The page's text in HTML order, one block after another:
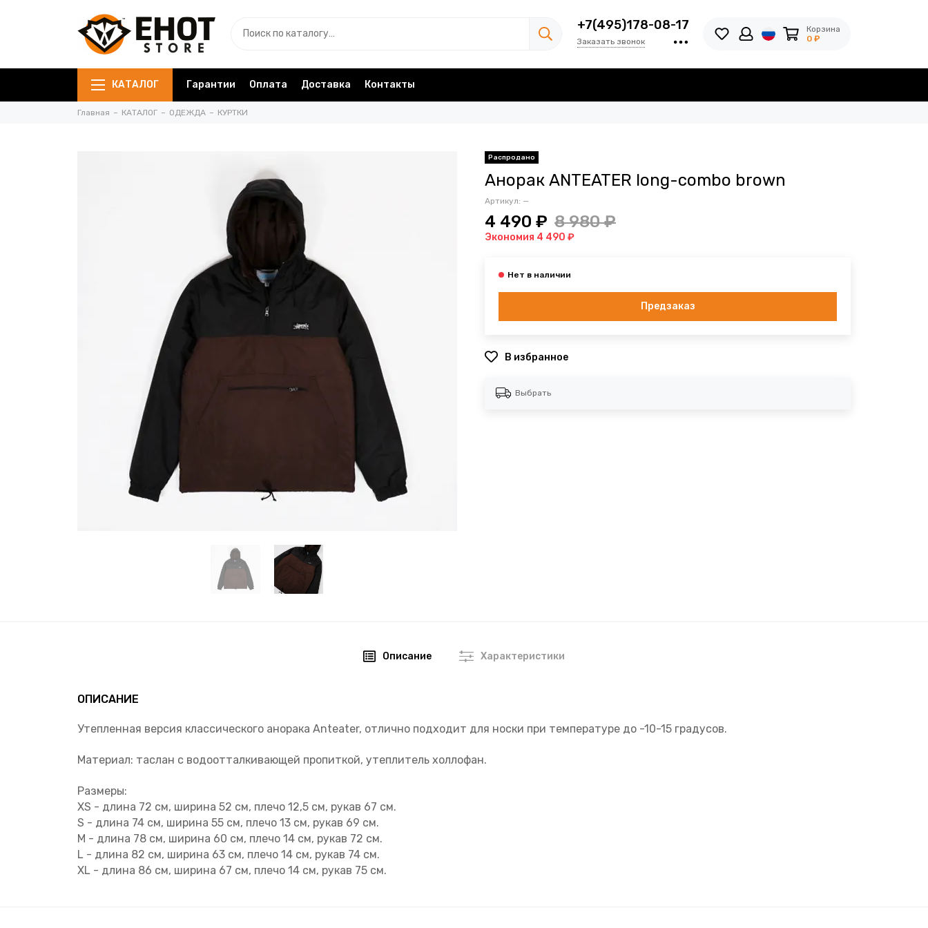
+7(495)178-08-17
Заказать звонок
Корзина
0 ₽
КАТАЛОГ Гарантии Оплата Доставка Контакты
Главная КАТАЛОГ ОДЕЖДА КУРТКИ
Анорак ANTEATER long-combo brown
Артикул: —
4 490 ₽ 8 980 ₽
Экономия 4 490 ₽
Предзаказ
В избранное
Выбрать
Описание Характеристики
ОПИСАНИЕ
Утепленная версия классического анорака Anteater, отлично подходит для носки при температуре до -10-15 градусов.
Материал: таслан с водоотталкивающей пропиткой, утеплитель холлофан.
Размеры:
XS - длина 72 см, ширина 52 см, плечо 12,5 см, рукав 67 см.
S - длина 74 см, ширина 55 см, плечо 13 см, рукав 69 см.
M - длина 78 см, ширина 60 см, плечо 14 см, рукав 72 см.
L - длина 82 см, ширина 63 см, плечо 14 см, рукав 74 см.
XL - длина 86 см, ширина 67 см, плечо 14 см, рукав 75 см.